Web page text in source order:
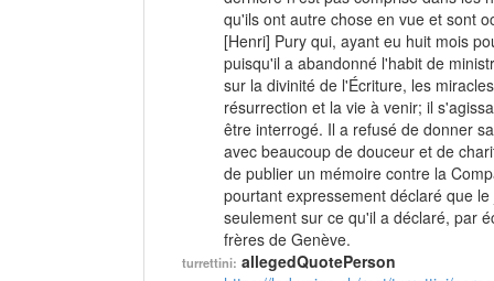
qu'ils ont autre chose en vue et sont
[Henri] Pury qui, ayant eu huit mois
puisqu'il a abandonné l'habit de
sur la divinité de l'Écriture, les
résurrection et la vie à venir; il
être interrogé. Il a refusé de donner
avec beaucoup de douceur et de
de publier un mémoire contre la
pourtant expressement déclaré que
seulement sur ce qu'il a déclaré, par
frères de Genève.
turrettini: allegedQuotePerson